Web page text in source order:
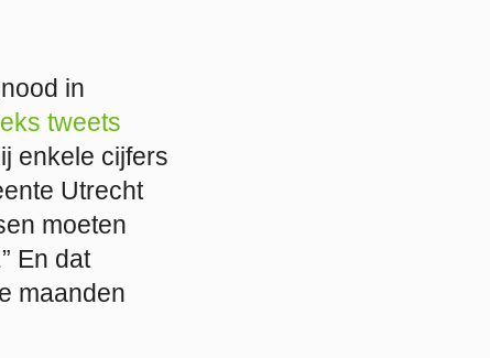
in
tweets
enkele cijfers
Utrecht
moeten
En dat
maanden